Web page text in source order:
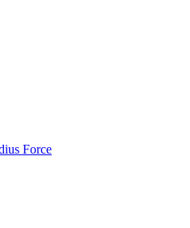
Force